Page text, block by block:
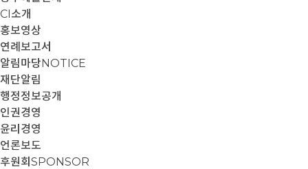
CI소개
홍보영상
연례보고서
알림마당NOTICE
재단알림
행정정보공개
인권경영
윤리경영
언론보도
후원회 SPONSOR